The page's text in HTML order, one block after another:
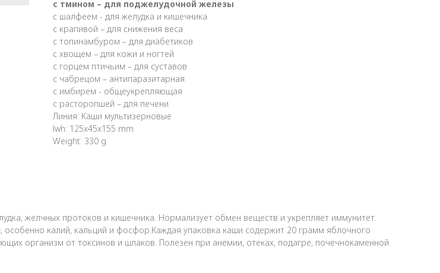
с тмином – для поджелудочной железы
с шалфеем - для желудка и кишечника
с крапивой – для снижения веса
с топинамбуром – для диабетиков
с хвощем – для кожи и ногтей
с горцем птичьим – для суставов
с чабрецом – антипаразитарная
с имбирем - общеукрепляющая
с расторопшей – для печени
Линия: Каши мультизерновые
lwh: 125x45x155 mm
Weight: 330 g
желчных протоков и кишечника. Нормализует обмен веществ и укрепляет иммунитет.
калий, кальций и фосфор.Каждая упаковка каши содержит 20 грамм яблочного
организм от токсинов и шлаков. Полезен при анемии, отеках, подагре, почечнокаменной